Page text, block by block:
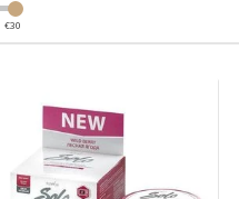
€30